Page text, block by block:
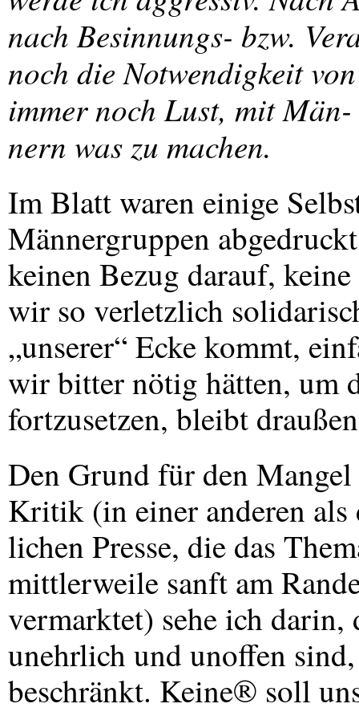
nach Besinnungs- bzw.
noch die Notwendigkeit
immer noch Lust, mit Män-
nern was zu machen.
Im Blatt waren einige
Männergruppen
keinen Bezug darauf,
wir so verletzlich
„unserer“ Ecke kommt,
wir bitter nötig hätten, um
fortzusetzen, bleibt
Den Grund für den
Kritik (in einer anderen als
lichen Presse, die das
mittlerweile sanft am
vermarktet) sehe ich darin,
unehrlich und unoffen
beschränkt. Keine® soll